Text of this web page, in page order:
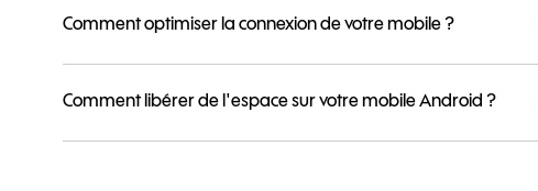
Comment optimiser la connexion de votre mobile ?
Comment libérer de l'espace sur votre mobile Android ?